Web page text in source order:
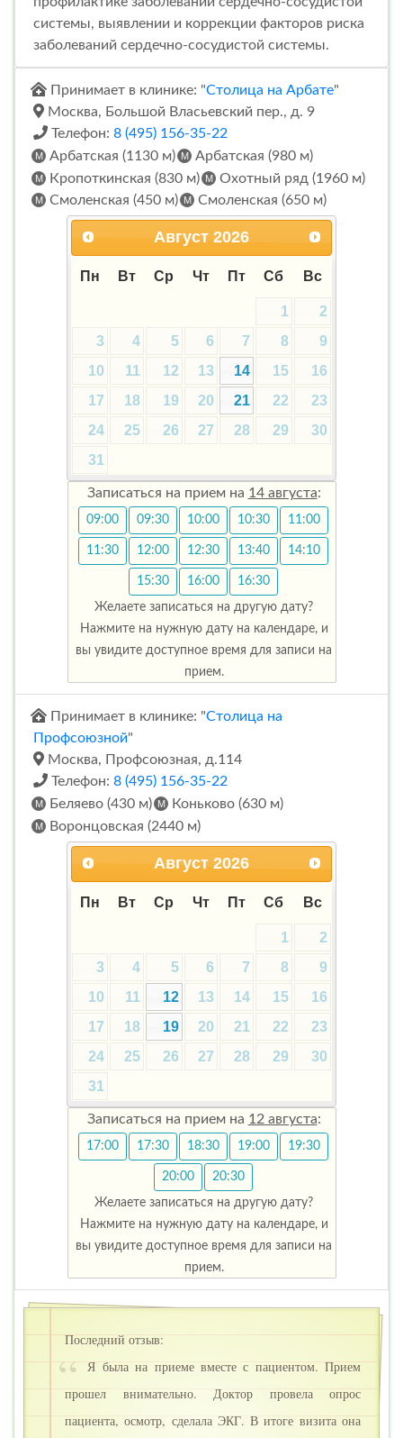
системы, выявлении и коррекции факторов риска
заболеваний сердечно-сосудистой системы.
Принимает в клинике: "Столица на Арбате"
Москва, Большой Власьевский пер., д. 9
Телефон: 8 (495) 156-35-22
Арбатская (1130 м)
Арбатская (980 м)
Кропоткинская (830 м)
Охотный ряд (1960 м)
Смоленская (450 м)
Смоленская (650 м)
Август 2026
Пн Вт Ср Чт Пт Сб Вс
1
2
3
4 5 6 7 8
9
10
11 12 13 14 15
16
17
18 19 20 21 22
23
24
25 26 27 28 29
30
31
Записаться на прием на 14 августа:
09:00 09:30 10:00 10:30 11:00
11:30 12:00 12:30 13:40 14:10
15:30 16:00 16:30
Желаете записаться на другую дату?
Нажмите на нужную дату на календаре, и
вы увидите доступное время для записи на
прием.
Принимает в клинике: "Столица на
Профсоюзной"
Москва, Профсоюзная, д.114
Телефон: 8 (495) 156-35-22
Беляево (430 м)
Коньково (630 м)
Воронцовская (2440 м)
Август 2026
Пн Вт Ср Чт Пт Сб Вс
1
2
3
4 5 6 7 8
9
10
11 12 13 14 15
16
17
18 19 20 21 22
23
24
25 26 27 28 29
30
31
Записаться на прием на 12 августа:
17:00 17:30 18:30 19:00 19:30
20:00 20:30
Желаете записаться на другую дату?
Нажмите на нужную дату на календаре, и
вы увидите доступное время для записи на
прием.
Последний отзыв:
Я была на приеме вместе с пациентом. Прием
прошел внимательно. Доктор провела опрос
пациента, осмотр, сделала ЭКГ. В итоге визита она